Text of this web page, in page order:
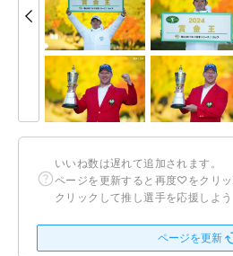
いいね数は遅れて追加されます。
ページを更新すると再度♡をクリッ
クリックして推し選手を応援しよう
ページを更新